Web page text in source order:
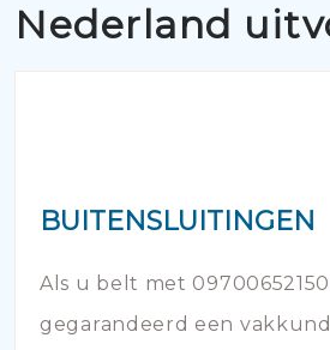
Nederland
BUITENSLUITINGEN
Als u belt met
gegarandeerd een